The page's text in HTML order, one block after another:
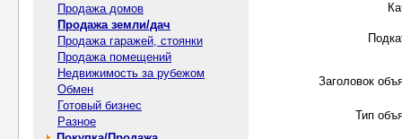
Продажа домов
Продажа земли/дач
Продажа гаражей, стоянки
Продажа помещений
Недвижимость за рубежом
Обмен
Готовый бизнес
Разное
Заголовок
Тип